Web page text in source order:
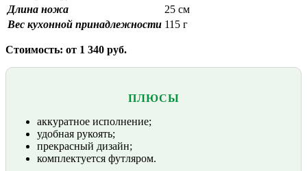
Длина ножа
25 см
Вес кухонной принадлежности 115 г
Стоимость: от 1 340 руб.
ПЛЮСЫ
аккуратное исполнение;
удобная рукоять;
прекрасный дизайн;
комплектуется футляром.